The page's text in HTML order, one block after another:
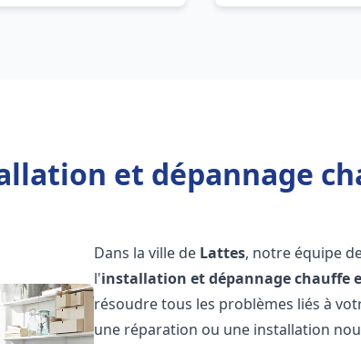
et dépannage
Dans la ville de Lattes, notre équipe
l'installation et dépannage chauffe
résoudre tous les problèmes liés à
une réparation ou une installation